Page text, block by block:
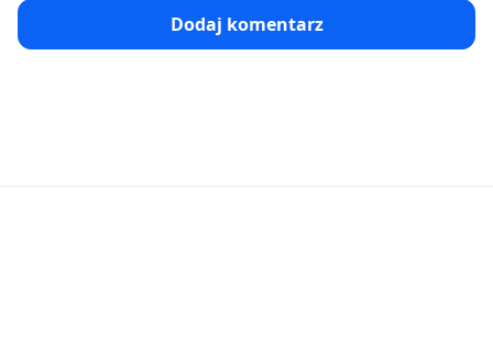
Dodaj komentarz